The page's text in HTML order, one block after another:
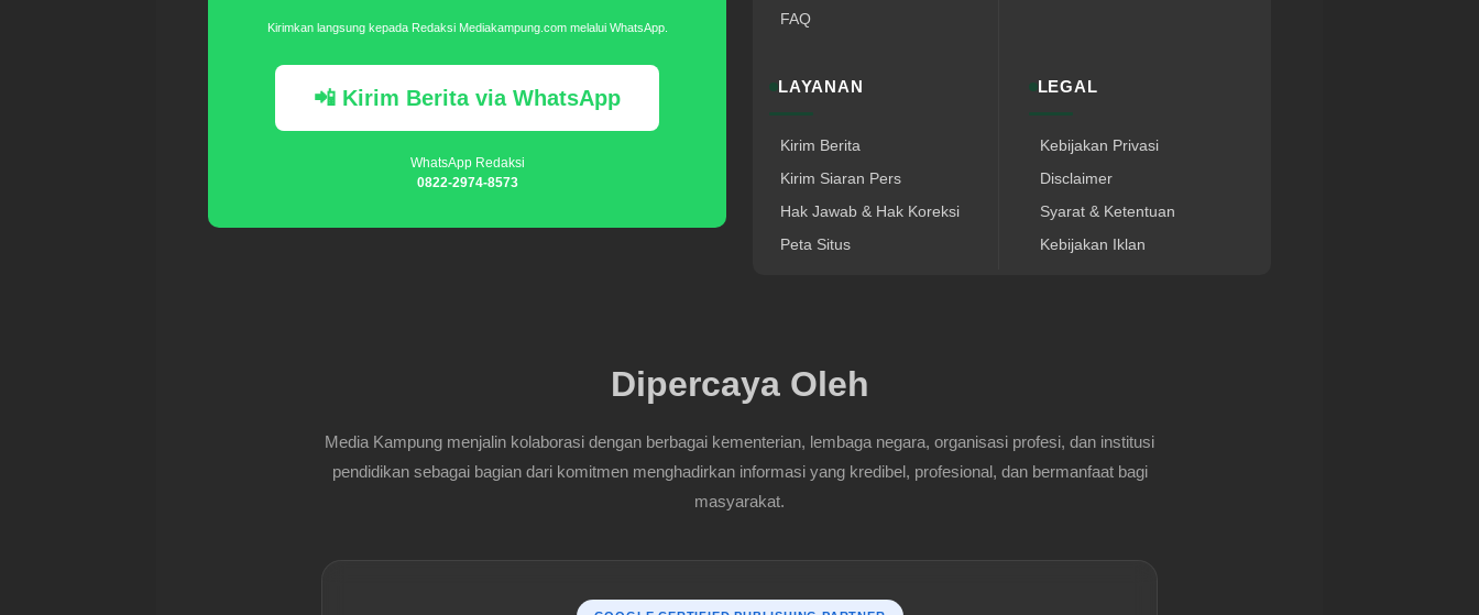
Kirimkan langsung kepada Redaksi Mediakampung.com melalui WhatsApp.
📲 Kirim Berita via WhatsApp
WhatsApp Redaksi
0822-2974-8573
FAQ
LAYANAN
Kirim Berita
Kirim Siaran Pers
Hak Jawab & Hak Koreksi
Peta Situs
LEGAL
Kebijakan Privasi
Disclaimer
Syarat & Ketentuan
Kebijakan Iklan
Dipercaya Oleh
Media Kampung menjalin kolaborasi dengan berbagai kementerian, lembaga negara, organisasi profesi, dan institusi
pendidikan sebagai bagian dari komitmen menghadirkan informasi yang kredibel, profesional, dan bermanfaat bagi
masyarakat.